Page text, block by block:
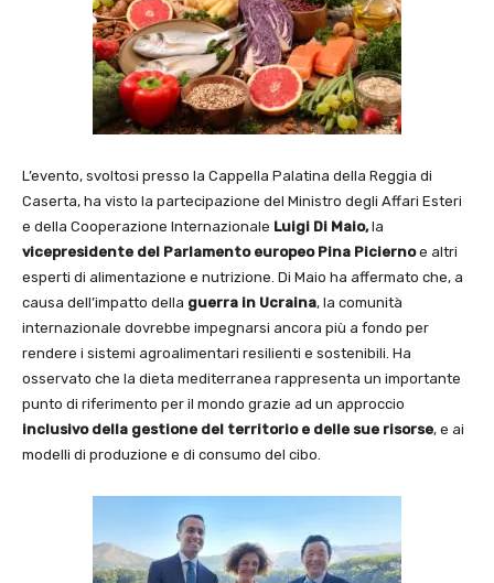
L’evento, svoltosi presso la Cappella Palatina della Reggia di
Caserta, ha visto la partecipazione del Ministro degli Affari Esteri
e della Cooperazione Internazionale Luigi Di Maio,la
vicepresidente del Parlamento europeo Pina Piciernoe altri
esperti di alimentazione e nutrizione. Di Maio ha affermato che, a
causa dell’impatto della guerra in Ucraina, la comunità
internazionale dovrebbe impegnarsi ancora più a fondo per
rendere i sistemi agroalimentari resilienti e sostenibili. Ha
osservato che la dieta mediterranea rappresenta un importante
punto di riferimento per il mondo grazie ad un approccio
inclusivo della gestione del territorio e delle sue risorse, e ai
modelli di produzione e di consumo del cibo.